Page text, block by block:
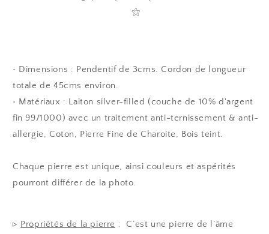
⚝
• Dimensions : Pendentif de 3cms. Cordon de longueur
totale de 45cms environ.
• Matériaux : Laiton silver-filled (couche de 10% d'argent
fin 99/1000) avec un traitement anti-ternissement & anti-
allergie, Coton, Pierre Fine de Charoite, Bois teint.
Chaque pierre est unique, ainsi couleurs et aspérités
pourront différer de la photo.
▹ Propriétés de la pierre :
C’est une pierre de l’âme